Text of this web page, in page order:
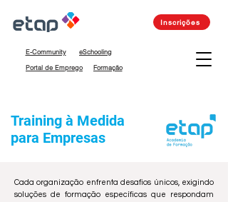
eSchooling
E-Community
Portal de Emprego
Formação
Inscrições
Training à Medida
para Empresas
Cada organização enfrenta desafios únicos, exigindo
soluções de formação específicas que respondam